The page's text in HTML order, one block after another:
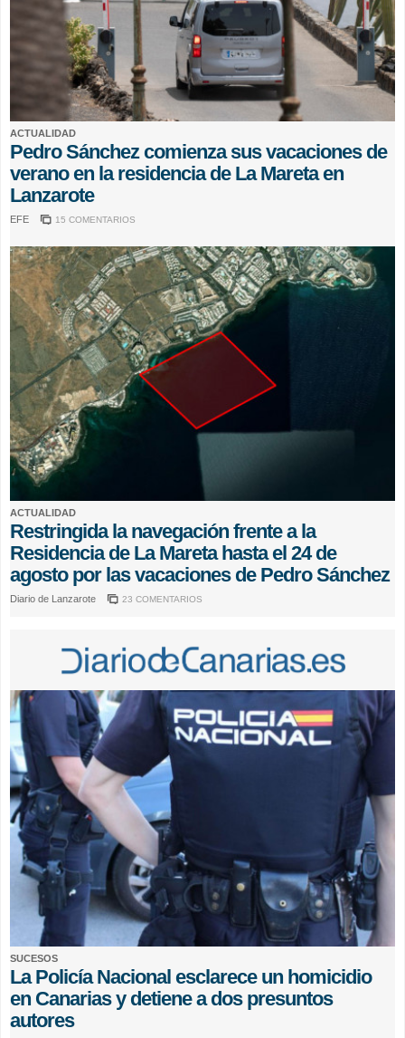
ACTUALIDAD
Pedro Sánchez comienza sus vacaciones de
verano en la residencia de La Mareta en
Lanzarote
EFE 15 COMENTARIOS
ACTUALIDAD
Restringida la navegación frente a la
Residencia de La Mareta hasta el 24 de
agosto por las vacaciones de Pedro Sánchez
Diario de Lanzarote 23 COMENTARIOS
SUCESOS
La Policía Nacional esclarece un homicidio
en Canarias y detiene a dos presuntos
autores